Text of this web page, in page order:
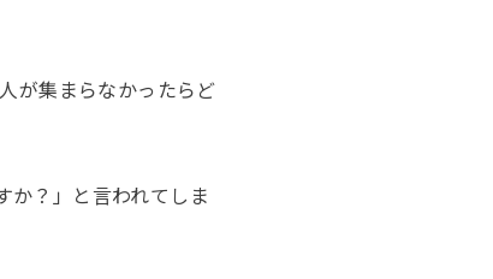
が集まらなかったらど
か？」と言われてしま